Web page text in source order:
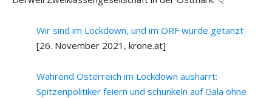
Wir sind im Lockdown, und im ORF wurde getanzt
[26. November 2021, krone.at]
Während Österreich im Lockdown ausharrt:
Spitzenpolitiker feiern und schunkeln auf Gala ohne